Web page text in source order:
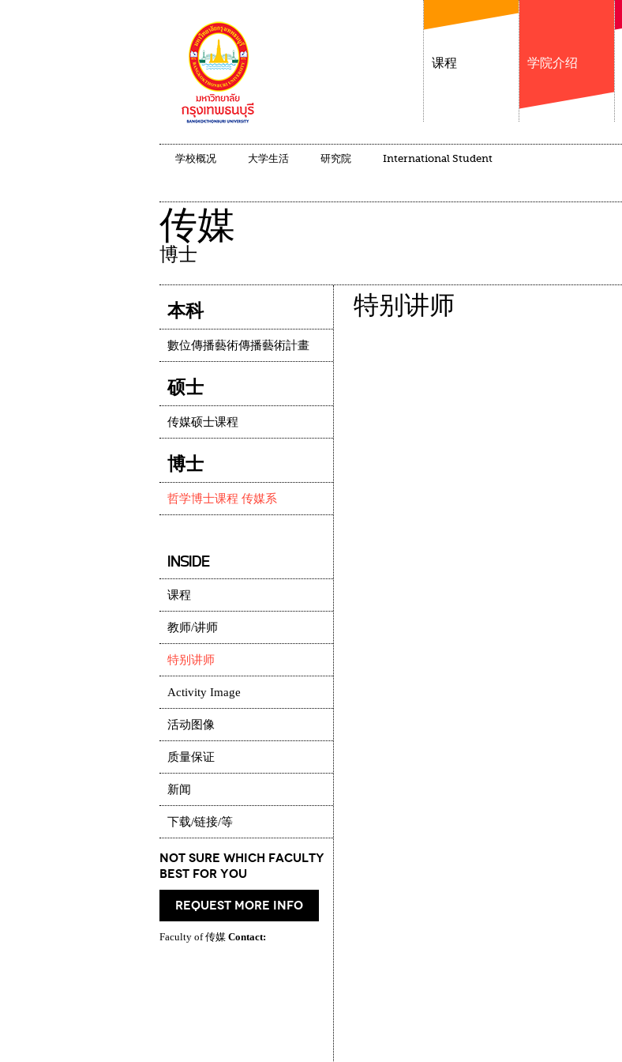
课程 学院介绍
学校概况 大学生活 研究院 International Student
传媒
博士
特别讲师
本科
數位傳播藝術傳播藝術計畫
硕士
传媒硕士课程
博士
哲学博士课程 传媒系
INSIDE
课程
教师/讲师
特别讲师
Activity Image
活动图像
质量保证
新闻
下载/链接/等
Not Sure which Faculty
best for you
request more info
Faculty of 传媒 Contact: